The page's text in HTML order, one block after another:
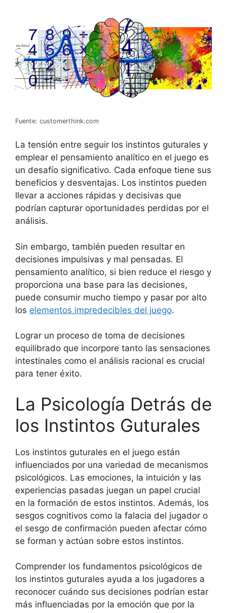
Fuente: customerthink.com
La tensión entre seguir los instintos guturales y
emplear el pensamiento analítico en el juego es
un desafío significativo. Cada enfoque tiene sus
beneficios y desventajas. Los instintos pueden
llevar a acciones rápidas y decisivas que
podrían capturar oportunidades perdidas por el
análisis.
Sin embargo, también pueden resultar en
decisiones impulsivas y mal pensadas. El
pensamiento analítico, si bien reduce el riesgo y
proporciona una base para las decisiones,
puede consumir mucho tiempo y pasar por alto
los elementos impredecibles del juego.
Lograr un proceso de toma de decisiones
equilibrado que incorpore tanto las sensaciones
intestinales como el análisis racional es crucial
para tener éxito.
La Psicología Detrás de
los Instintos Guturales
Los instintos guturales en el juego están
influenciados por una variedad de mecanismos
psicológicos. Las emociones, la intuición y las
experiencias pasadas juegan un papel crucial
en la formación de estos instintos. Además, los
sesgos cognitivos como la falacia del jugador o
el sesgo de confirmación pueden afectar cómo
se forman y actúan sobre estos instintos.
Comprender los fundamentos psicológicos de
los instintos guturales ayuda a los jugadores a
reconocer cuándo sus decisiones podrían estar
más influenciadas por la emoción que por la